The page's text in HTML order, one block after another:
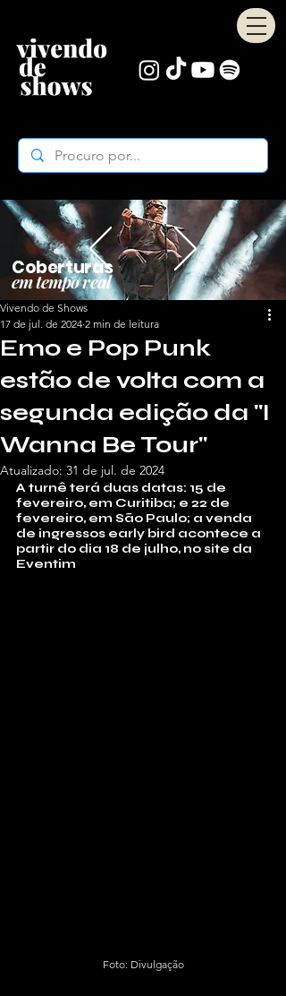
Coberturas
em tempo real
Emo e Pop Punk
estão de volta com a
segunda edição da "I
Wanna Be Tour"
Vivendo de Shows
17 de jul. de 2024 2 min de leitura
Atualizado: 31 de jul. de 2024
A turnê terá duas datas: 15 de
fevereiro, em Curitiba; e 22 de
fevereiro, em São Paulo; a venda
de ingressos early bird acontece a
partir do dia 18 de julho, no site da
Eventim
Foto: Divulgação